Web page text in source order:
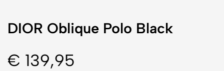
DIOR Oblique Polo Black
€ 139,95